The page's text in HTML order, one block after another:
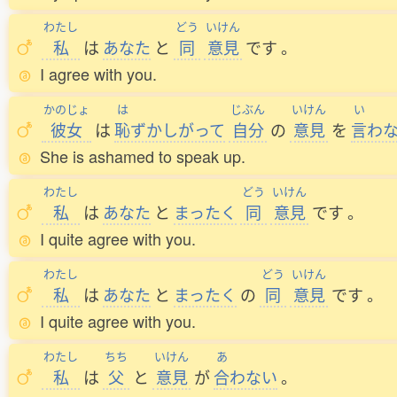
わたし
私 は あなた と
どう
同
いけん
意見 です。
I agree with you.
かのじょ
彼女 は
は
恥ずかしがって
じぶん
自分 の
いけん
意見 を
い
言わ
She is ashamed to speak up.
わたし
私 は あなた と まったく
どう
同
いけん
意見 です。
I quite agree with you.
わたし
私 は あなた と まったく の
どう
同
いけん
意見 です。
I quite agree with you.
わたし
私 は
ちち
父 と
いけん
意見 が
あ
合わない。